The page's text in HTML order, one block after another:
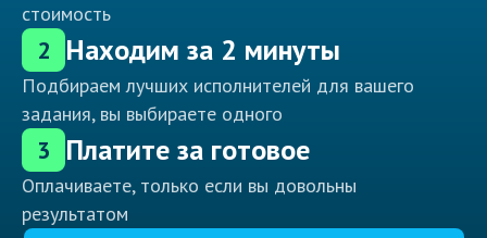
стоимость
2 Находим за 2 минуты
Подбираем лучших исполнителей для вашего
задания, вы выбираете одного
3 Платите за готовое
Оплачиваете, только если вы довольны
результатом